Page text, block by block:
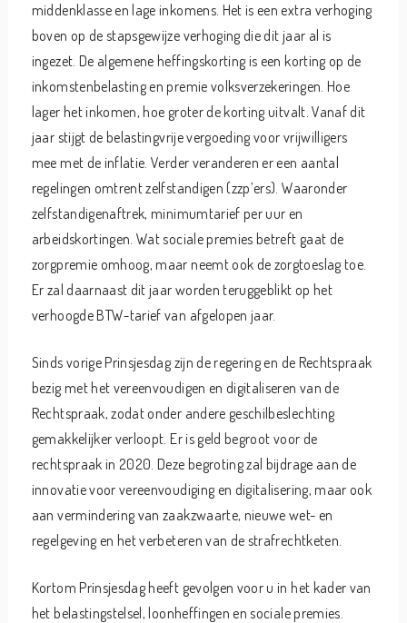
middenklasse en lage inkomens. Het is een extra verhoging
boven op de stapsgewijze verhoging die dit jaar al is
ingezet. De algemene heffingskorting is een korting op de
inkomstenbelasting en premie volksverzekeringen. Hoe
lager het inkomen, hoe groter de korting uitvalt. Vanaf dit
jaar stijgt de belastingvrije vergoeding voor vrijwilligers
mee met de inflatie. Verder veranderen er een aantal
regelingen omtrent zelfstandigen (zzp’ers). Waaronder
zelfstandigenaftrek, minimumtarief per uur en
arbeidskortingen. Wat sociale premies betreft gaat de
zorgpremie omhoog, maar neemt ook de zorgtoeslag toe.
Er zal daarnaast dit jaar worden teruggeblikt op het
verhoogde BTW-tarief van afgelopen jaar.
Sinds vorige Prinsjesdag zijn de regering en de Rechtspraak
bezig met het vereenvoudigen en digitaliseren van de
Rechtspraak, zodat onder andere geschilbeslechting
gemakkelijker verloopt. Er is geld begroot voor de
rechtspraak in 2020. Deze begroting zal bijdrage aan de
innovatie voor vereenvoudiging en digitalisering, maar ook
aan vermindering van zaakzwaarte, nieuwe wet- en
regelgeving en het verbeteren van de strafrechtketen.
Kortom Prinsjesdag heeft gevolgen voor u in het kader van
het belastingstelsel, loonheffingen en sociale premies.